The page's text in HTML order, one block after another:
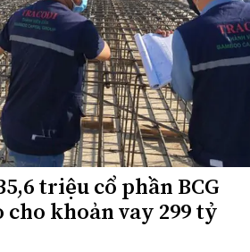
triệu cổ phần BCG
cho khoản vay 299 tỷ